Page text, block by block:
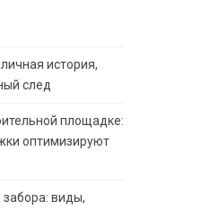
история,
след
площадке:
оптимизируют
забора: виды,